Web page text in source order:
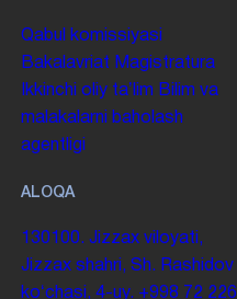
Qabul komissiyasi
Bakalavriat Magistratura
Ikkinchi oliy taʼlim Bilim va
malakalarni baholash
agentligi
ALOQA
130100. Jizzax viloyati,
Jizzax shahri, Sh. Rashidov
koʻchasi, 4-uy. +998 72 226